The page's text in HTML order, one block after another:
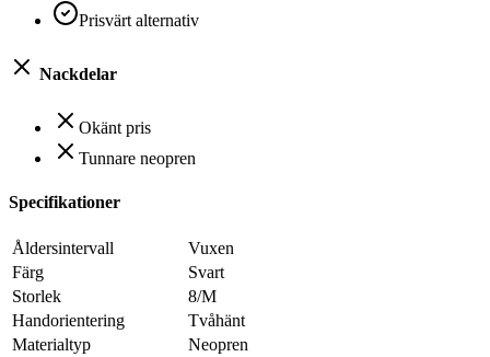
Prisvärt alternativ
Nackdelar
Okänt pris
Tunnare neopren
Specifikationer
Åldersintervall
‎Vuxen
Färg
‎Svart
Storlek
‎8/M
Handorientering
‎Tvåhänt
Materialtyp
‎Neopren